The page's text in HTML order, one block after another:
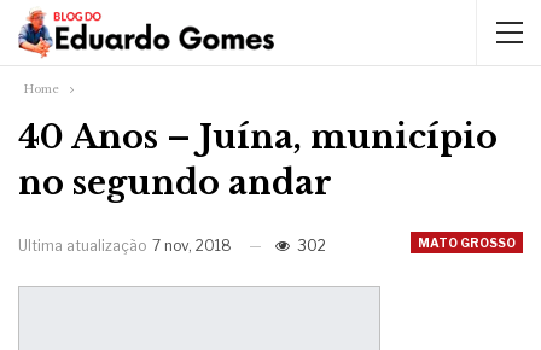
Home
40 Anos – Juína, município
no segundo andar
MATO GROSSO
Ultima atualização 7 nov, 2018 302